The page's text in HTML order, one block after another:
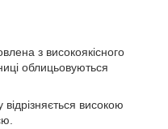
​​з високоякісного
облицьовуються
високою